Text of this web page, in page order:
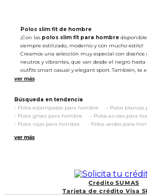
Polos slim fit de hombre
¡Con las polos slim fit para hombre
siempre estilizado, moderno y con mucho estilo!
Creamos una selección muy especial con
neutros y vibrantes, que van desde el negro
outfits smart casual y elegant sport. También, te
con estampados botánicos, figurativos y de rayas,
Para añadirles ese toque vanguardista y único de
complementamos con bordados en punto
mangas y cuello, bolsillos en el pecho,
detalles más que le sumarán un modern style a
Su confección es en tejidos prémium de algodón,
elige las que mejor conecten con tu personalidad.
perfecta para darle un upgrade a tu imagen!
Búsqueda en tendencia
- Polos estampadas para hombre - Polos
- Polos grises para hombre - Polos azules para
- Polos rojas para hombre - Polos verdes para
ver más
Crédito SUMAS
Tarjeta de crédito Visa